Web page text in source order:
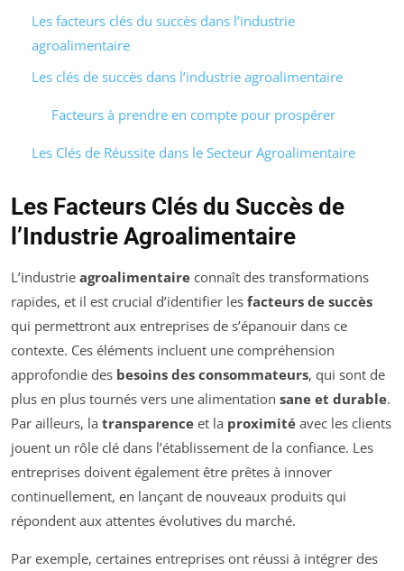
Les facteurs clés du succès dans l’industrie
agroalimentaire
Les clés de succès dans l’industrie agroalimentaire
Facteurs à prendre en compte pour prospérer
Les Clés de Réussite dans le Secteur Agroalimentaire
Les Facteurs Clés du Succès de
l’Industrie Agroalimentaire
L’industrie agroalimentaire connaît des transformations
rapides, et il est crucial d’identifier les facteurs de succès
qui permettront aux entreprises de s’épanouir dans ce
contexte. Ces éléments incluent une compréhension
approfondie des besoins des consommateurs, qui sont de
plus en plus tournés vers une alimentation sane et durable.
Par ailleurs, la transparence et la proximité avec les clients
jouent un rôle clé dans l’établissement de la confiance. Les
entreprises doivent également être prêtes à innover
continuellement, en lançant de nouveaux produits qui
répondent aux attentes évolutives du marché.
Par exemple, certaines entreprises ont réussi à intégrer des